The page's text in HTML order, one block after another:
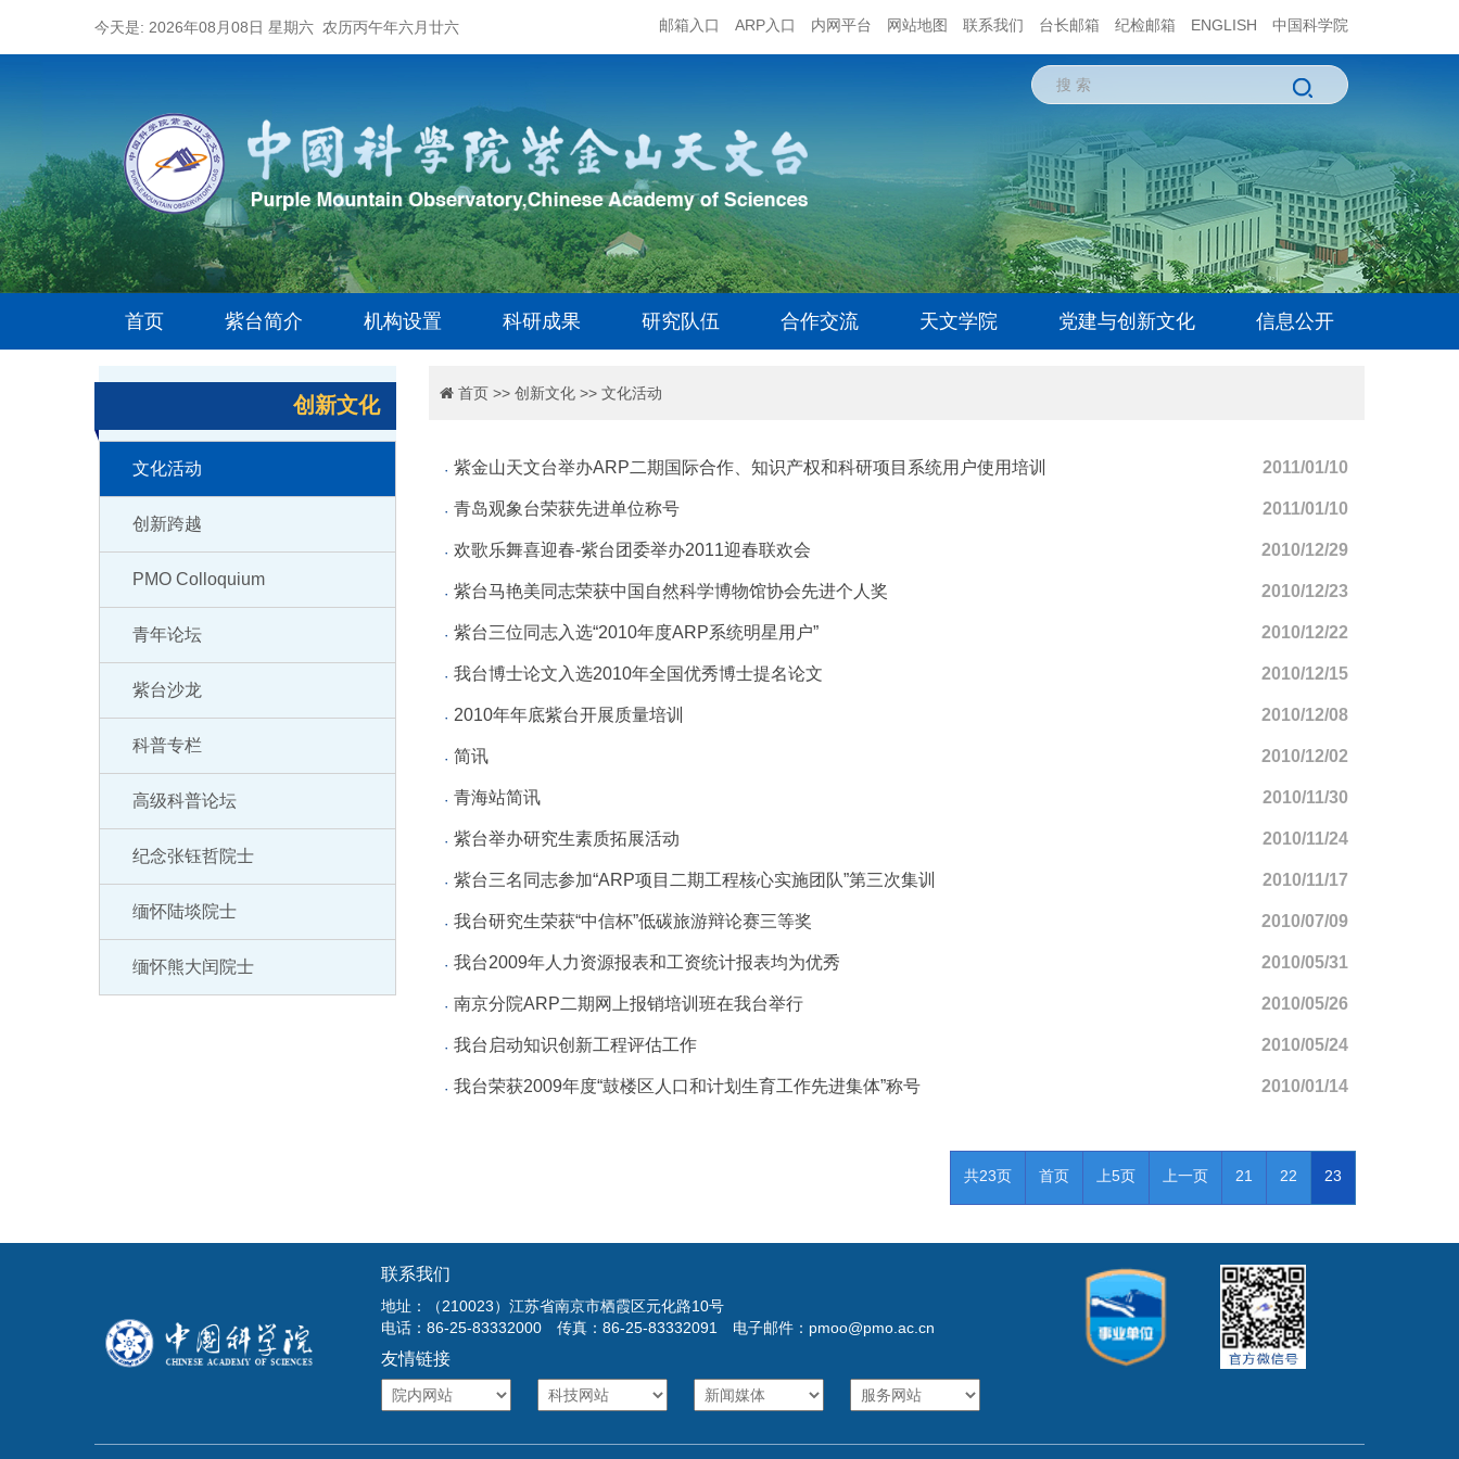
今天是: 2026年08月08日 星期六 农历丙午年六月廿六 邮箱入口 ARP入口 内网平台 网站地图 联系我们 台长邮箱 纪检邮箱 ENGLISH 中国科学院
首页 紫台简介 机构设置 科研成果 研究队伍 合作交流 天文学院 党建与创新文化 信息公开
创新文化
文化活动
创新跨越
PMO Colloquium
青年论坛
紫台沙龙
科普专栏
高级科普论坛
纪念张钰哲院士
缅怀陆埮院士
缅怀熊大闰院士
首页>> 创新文化>> 文化活动
紫金山天文台举办ARP二期国际合作、知识产权和科研项目系统用户使用培训 2011/01/10
青岛观象台荣获先进单位称号 2011/01/10
欢歌乐舞喜迎春-紫台团委举办2011迎春联欢会 2010/12/29
紫台马艳美同志荣获中国自然科学博物馆协会先进个人奖 2010/12/23
紫台三位同志入选“2010年度ARP系统明星用户” 2010/12/22
我台博士论文入选2010年全国优秀博士提名论文 2010/12/15
2010年年底紫台开展质量培训 2010/12/08
简讯 2010/12/02
青海站简讯 2010/11/30
紫台举办研究生素质拓展活动 2010/11/24
紫台三名同志参加“ARP项目二期工程核心实施团队”第三次集训 2010/11/17
我台研究生荣获“中信杯”低碳旅游辩论赛三等奖 2010/07/09
我台2009年人力资源报表和工资统计报表均为优秀 2010/05/31
南京分院ARP二期网上报销培训班在我台举行 2010/05/26
我台启动知识创新工程评估工作 2010/05/24
我台荣获2009年度“鼓楼区人口和计划生育工作先进集体”称号 2010/01/14
共23页 首页 上5页 上一页 21 22 23
联系我们
地址：（210023）江苏省南京市栖霞区元化路10号
电话：86-25-83332000 传真：86-25-83332091 电子邮件：pmoo@pmo.ac.cn
友情链接